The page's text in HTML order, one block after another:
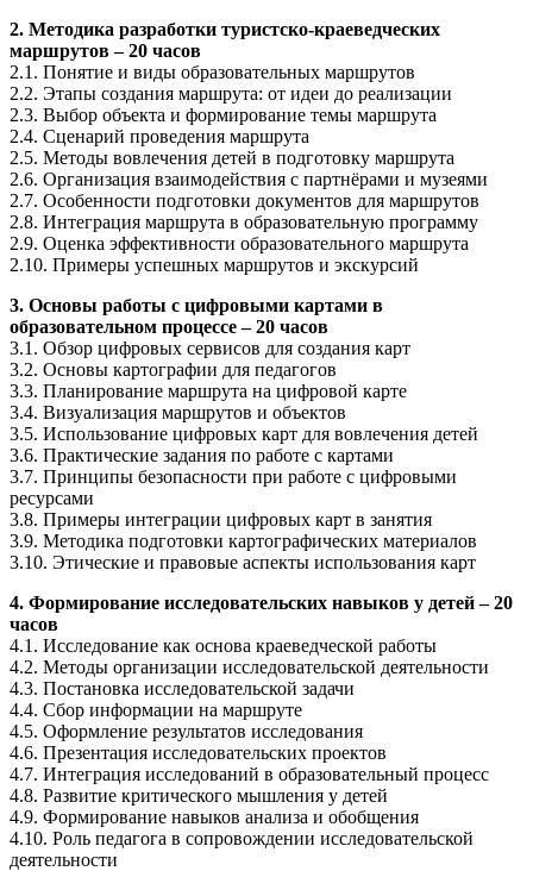
2. Методика разработки туристско-краеведческих
маршрутов – 20 часов
2.1. Понятие и виды образовательных маршрутов
2.2. Этапы создания маршрута: от идеи до реализации
2.3. Выбор объекта и формирование темы маршрута
2.4. Сценарий проведения маршрута
2.5. Методы вовлечения детей в подготовку маршрута
2.6. Организация взаимодействия с партнёрами и музеями
2.7. Особенности подготовки документов для маршрутов
2.8. Интеграция маршрута в образовательную программу
2.9. Оценка эффективности образовательного маршрута
2.10. Примеры успешных маршрутов и экскурсий
3. Основы работы с цифровыми картами в
образовательном процессе – 20 часов
3.1. Обзор цифровых сервисов для создания карт
3.2. Основы картографии для педагогов
3.3. Планирование маршрута на цифровой карте
3.4. Визуализация маршрутов и объектов
3.5. Использование цифровых карт для вовлечения детей
3.6. Практические задания по работе с картами
3.7. Принципы безопасности при работе с цифровыми
ресурсами
3.8. Примеры интеграции цифровых карт в занятия
3.9. Методика подготовки картографических материалов
3.10. Этические и правовые аспекты использования карт
4. Формирование исследовательских навыков у детей – 20
часов
4.1. Исследование как основа краеведческой работы
4.2. Методы организации исследовательской деятельности
4.3. Постановка исследовательской задачи
4.4. Сбор информации на маршруте
4.5. Оформление результатов исследования
4.6. Презентация исследовательских проектов
4.7. Интеграция исследований в образовательный процесс
4.8. Развитие критического мышления у детей
4.9. Формирование навыков анализа и обобщения
4.10. Роль педагога в сопровождении исследовательской
деятельности